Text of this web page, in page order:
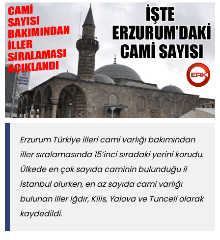
Erzurum Türkiye illeri cami varlığı bakımından
iller sıralamasında 15’inci sıradaki yerini korudu.
Ülkede en çok sayıda caminin bulunduğu il
İstanbul olurken, en az sayıda cami varlığı
bulunan iller Iğdır, Kilis, Yalova ve Tunceli olarak
kaydedildi.